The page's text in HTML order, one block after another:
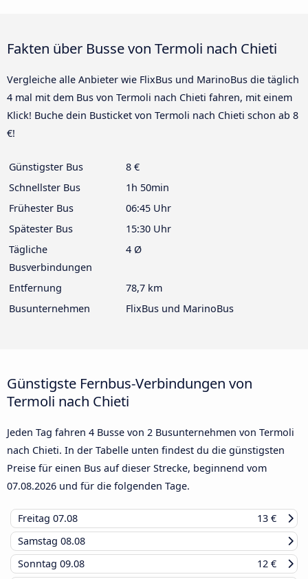
Fakten über Busse von Termoli nach Chieti
Vergleiche alle Anbieter wie FlixBus und MarinoBus die täglich
4 mal mit dem Bus von Termoli nach Chieti fahren, mit einem
Klick! Buche dein Busticket von Termoli nach Chieti schon ab 8
€!
Günstigster Bus
8 €
Schnellster Bus
1h 50min
Frühester Bus
06:45 Uhr
Spätester Bus
15:30 Uhr
Tägliche
Busverbindungen
4 Ø
Entfernung
78,7 km
Busunternehmen
FlixBus und MarinoBus
Günstigste Fernbus-Verbindungen von
Termoli nach Chieti
Jeden Tag fahren 4 Busse von 2 Busunternehmen von Termoli
nach Chieti. In der Tabelle unten findest du die günstigsten
Preise für einen Bus auf dieser Strecke, beginnend vom
07.08.2026 und für die folgenden Tage.
Freitag 07.08
13 €
Samstag 08.08
Sonntag 09.08
12 €